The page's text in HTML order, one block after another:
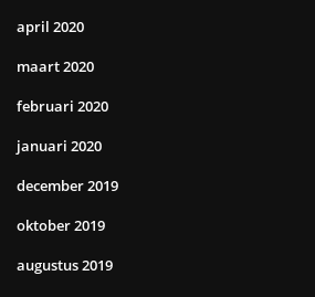
april 2020
maart 2020
februari 2020
januari 2020
december 2019
oktober 2019
augustus 2019